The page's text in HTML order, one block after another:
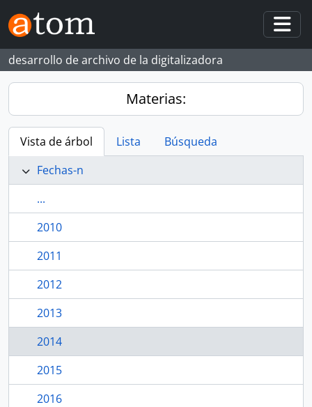
Skip to main content
desarrollo de archivo de la digitalizadora
Materias:
Vista de árbol Lista
Búsqueda
Fechas-n
...
2010
2011
2012
2013
2014
2015
2016